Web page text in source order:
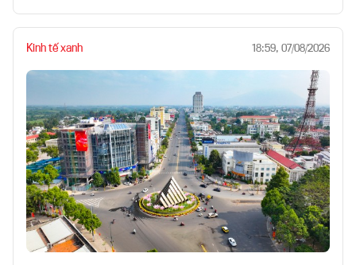
Kinh tế xanh 18:59, 07/08/2026